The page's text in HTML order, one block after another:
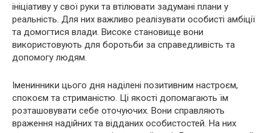
ініціативу у свої руки та втілювати задумані плани у
реальність. Для них важливо реалізувати особисті амбіції
та домогтися влади. Високе становище вони
використовують для боротьби за справедливість та
допомогу людям.
Іменинники цього дня наділені позитивним настроєм,
спокоєм та стриманістю. Ці якості допомагають їм
розташовувати себе оточуючих. Вони справляють
враження надійних та відданих особистостей. На них